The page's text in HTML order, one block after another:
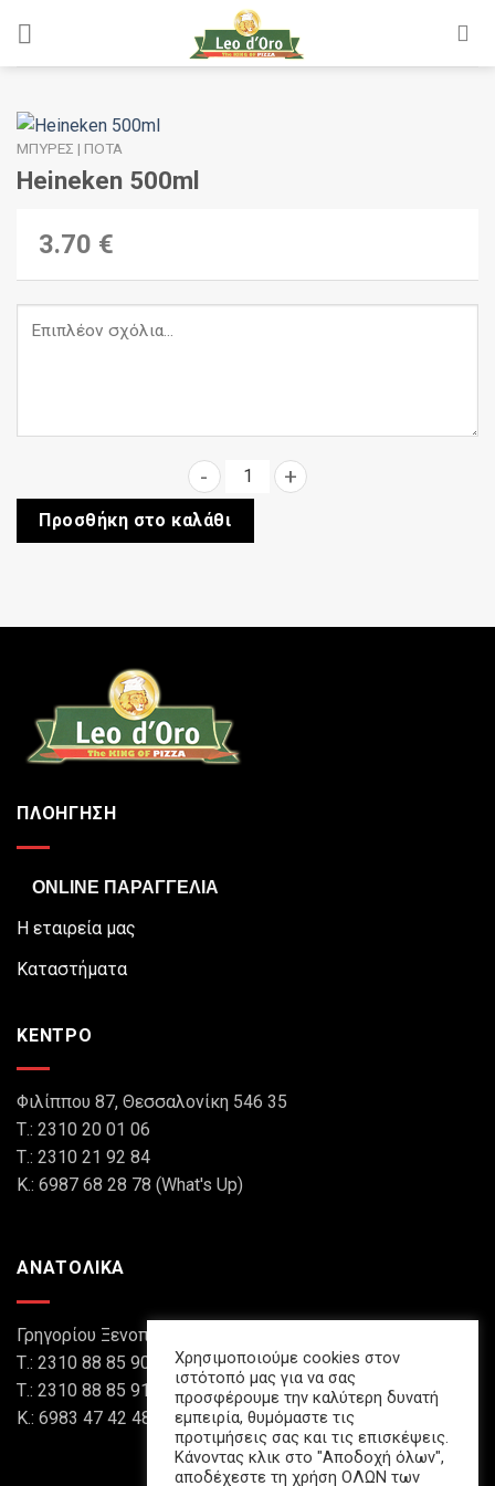
ΜΠΎΡΕΣ | ΠΟΤΆ
Heineken 500ml
3.70 €
Heineken 500ml ποσότητα
Προσθήκη στο καλάθι
ΠΛΟΗΓΗΣΗ
ONLINE ΠΑΡΑΓΓΕΛΙΑ
Η εταιρεία μας
Καταστήματα
ΚΕΝΤΡΟ
Φιλίππου 87, Θεσσαλονίκη 546 35
Τ.: 2310 20 01 06
Τ.: 2310 21 92 84
Κ.: 6987 68 28 78 (What's Up)
ΑΝΑΤΟΛΙΚΑ
Γρηγορίου Ξενοπούλου 8, Θεσσαλονίκη 546 45
Τ.: 2310 88 85 90
Τ.: 2310 88 85 91
Κ.: 6983 47 42 48 (What's Up)
Χρησιμοποιούμε cookies στον
ιστότοπό μας για να σας
προσφέρουμε την καλύτερη δυνατή
εμπειρία, θυμόμαστε τις
προτιμήσεις σας και τις επισκέψεις.
Κάνοντας κλικ στο "Αποδοχή όλων",
αποδέχεστε τη χρήση ΟΛΩΝ των